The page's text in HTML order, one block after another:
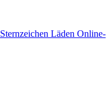
Sternzeichen Läden Online-